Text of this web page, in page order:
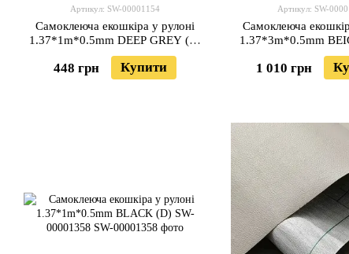
Артикул: SW-00001154
Самоклеюча екошкіра у рулоні
1.37*1m*0.5mm DEEP GREY (D)
SW-00001154
448 грн Купити
Артикул: SW-
Самоклеюча
1.37*3m*0.5mm
00001170
1 010 грн